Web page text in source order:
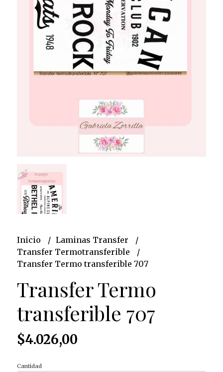
Inicio
Laminas Transfer
Transfer Termotransferible
Transfer Termo transferible 707
Transfer Termo
transferible 707
$4.026,00
Cantidad